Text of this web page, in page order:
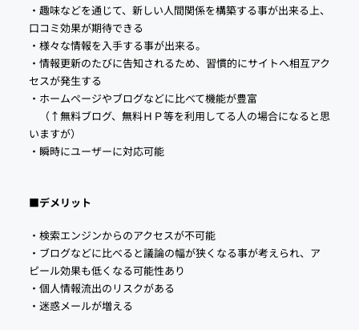
・趣味などを通じて、新しい人間関係を構築する事が出来る上、
口コミ効果が期待できる
・様々な情報を入手する事が出来る。
・情報更新のたびに告知されるため、習慣的にサイトへ相互アク
セスが発生する
・ホームページやブログなどに比べて機能が豊富
（↑無料ブログ、無料ＨＰ等を利用してる人の場合になると思
いますが）
・瞬時にユーザーに対応可能
■デメリット
・検索エンジンからのアクセスが不可能
・ブログなどに比べると議論の幅が狭くなる事が考えられ、ア
ピール効果も低くなる可能性あり
・個人情報流出のリスクがある
・迷惑メールが増える